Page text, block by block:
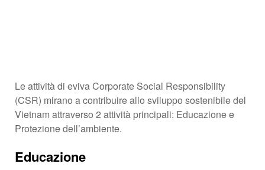
Le attività di eviva Corporate Social Responsibility
(CSR) mirano a contribuire allo sviluppo sostenibile del
Vietnam attraverso 2 attività principali: Educazione e
Protezione dell’ambiente.
Educazione